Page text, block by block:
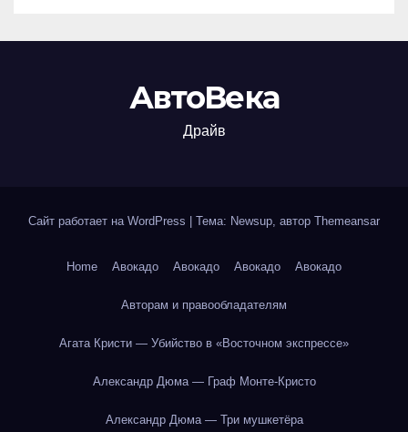
АвтоВека
Драйв
Сайт работает на WordPress Тема: Newsup, автор Themeansar
Home Авокадо Авокадо Авокадо Авокадо
Авторам и правообладателям
Агата Кристи — Убийство в «Восточном экспрессе»
Александр Дюма — Граф Монте-Кристо
Александр Дюма — Три мушкетёра